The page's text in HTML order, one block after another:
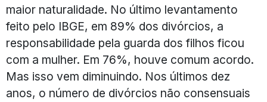
maior naturalidade. No último levantamento
feito pelo IBGE, em 89% dos divórcios, a
responsabilidade pela guarda dos filhos ficou
com a mulher. Em 76%, houve comum acordo.
Mas isso vem diminuindo. Nos últimos dez
anos, o número de divórcios não consensuais